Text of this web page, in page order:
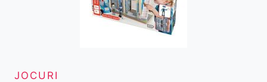
JOCURI